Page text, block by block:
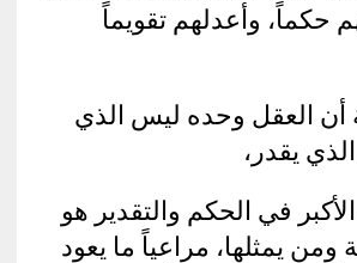
حكماً، وأعدلهم تقويماً
أن العقل وحده ليس الذي
يقدر،
في الحكم والتقدير هو
ومن يمثلها، مراعياً ما يعود